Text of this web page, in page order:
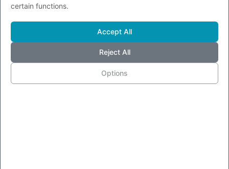
alleanza regionali
certain functions.
Accept All
Reject All
Options